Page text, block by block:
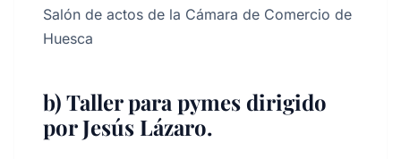
Salón de actos de la Cámara de Comercio de
Huesca
b) Taller para pymes dirigido
por Jesús Lázaro.